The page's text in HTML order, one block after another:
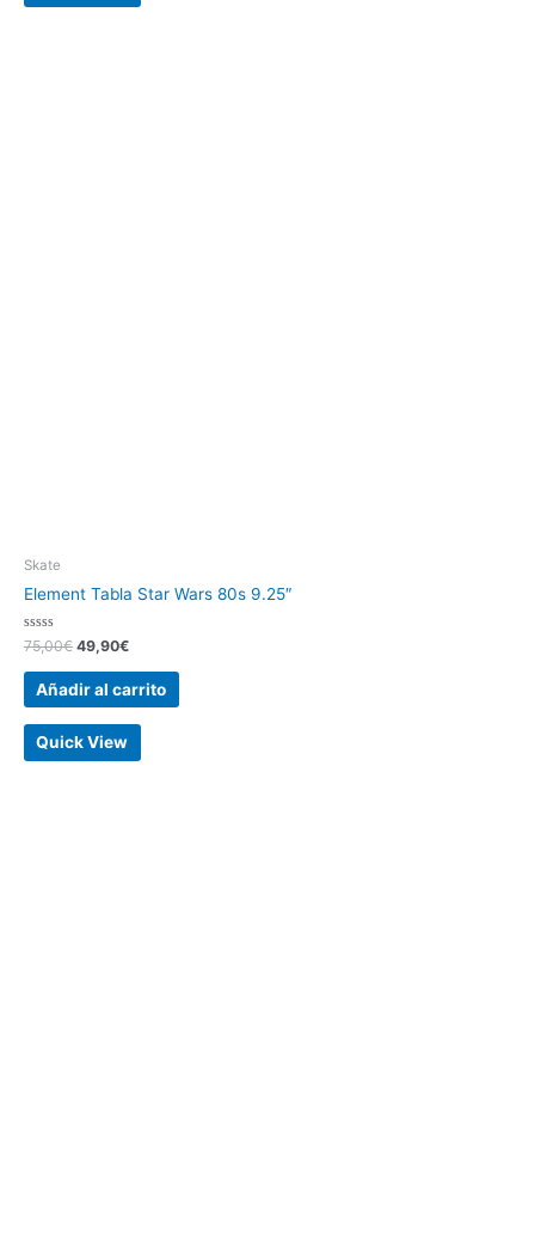
Skate
Element Tabla Star Wars 80s 9.25″
Valorado
con
0
75,00€ 49,90€
Añadir al carrito
Quick View